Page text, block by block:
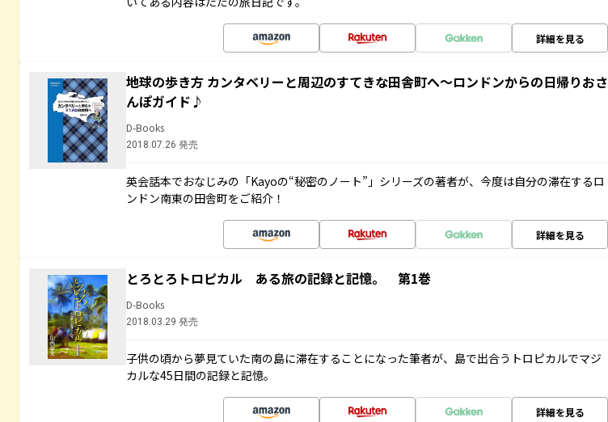
詳細を見る
地球の歩き方 カンタベリーと周辺のすてきな田舎町へ～ロンドンからの日帰りおさ
んぽガイド♪
D-Books
2018.07.26 発売
英会話本でおなじみの「Kayoの“秘密のノート”」シリーズの著者が、今度は自分の滞在するロ
ンドン南東の田舎町をご紹介！
詳細を見る
とろとろトロピカル ある旅の記録と記憶。 第1巻
D-Books
2018.03.29 発売
子供の頃から夢見ていた南の島に滞在することになった筆者が、島で出合うトロピカルでマジ
カルな45日間の記録と記憶。
詳細を見る